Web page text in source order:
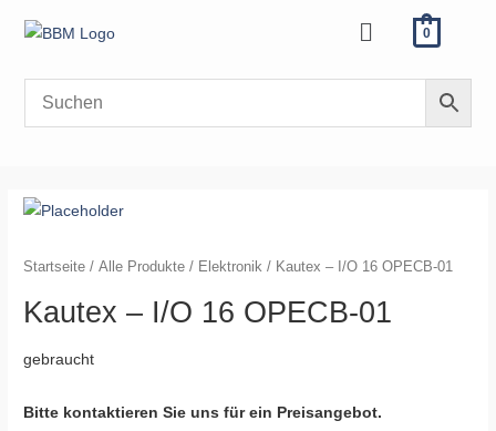
Inhalt
Menü 0
Startseite /Alle Produkte / Elektronik / Kautex – I/O 16 OPECB-01
Kautex – I/O 16 OPECB-01
gebraucht
Bitte kontaktieren Sie uns für ein Preisangebot.